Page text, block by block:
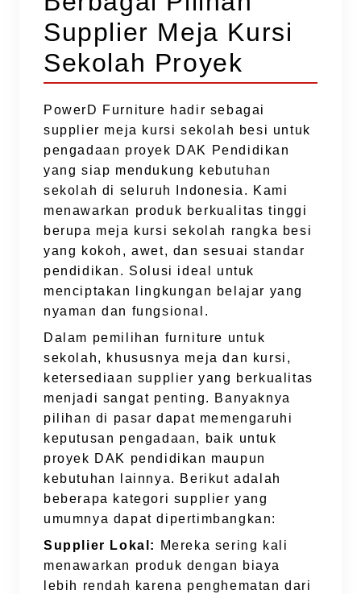
Supplier Meja Kursi
Sekolah Proyek
PowerD Furniture hadir sebagai
supplier meja kursi sekolah besi untuk
pengadaan proyek DAK Pendidikan
yang siap mendukung kebutuhan
sekolah di seluruh Indonesia. Kami
menawarkan produk berkualitas tinggi
berupa meja kursi sekolah rangka besi
yang kokoh, awet, dan sesuai standar
pendidikan. Solusi ideal untuk
menciptakan lingkungan belajar yang
nyaman dan fungsional.
Dalam pemilihan furniture untuk
sekolah, khususnya meja dan kursi,
ketersediaan supplier yang berkualitas
menjadi sangat penting. Banyaknya
pilihan di pasar dapat memengaruhi
keputusan pengadaan, baik untuk
proyek DAK pendidikan maupun
kebutuhan lainnya. Berikut adalah
beberapa kategori supplier yang
umumnya dapat dipertimbangkan:
Supplier Lokal:
Mereka sering kali
menawarkan produk dengan biaya
lebih rendah karena penghematan dari